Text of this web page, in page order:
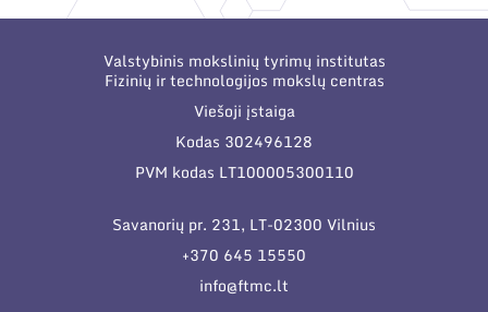
Valstybinis mokslinių tyrimų institutas
Fizinių ir technologijos mokslų centras
Viešoji įstaiga
Kodas 302496128
PVM kodas LT100005300110
Savanorių pr. 231, LT-02300 Vilnius
+370 645 15550
info@ftmc.lt